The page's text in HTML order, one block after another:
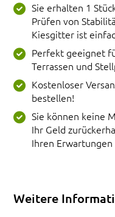
Sie erhalten 1
Prüfen von
Kiesgitter ist
Perfekt geeignet
Terrassen und
Kostenloser
bestellen!
Sie können keine
Ihr Geld
Ihren
Weitere